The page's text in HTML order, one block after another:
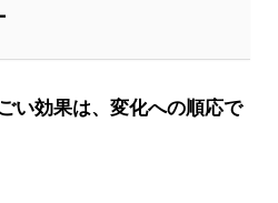
い効果は、変化への順応で